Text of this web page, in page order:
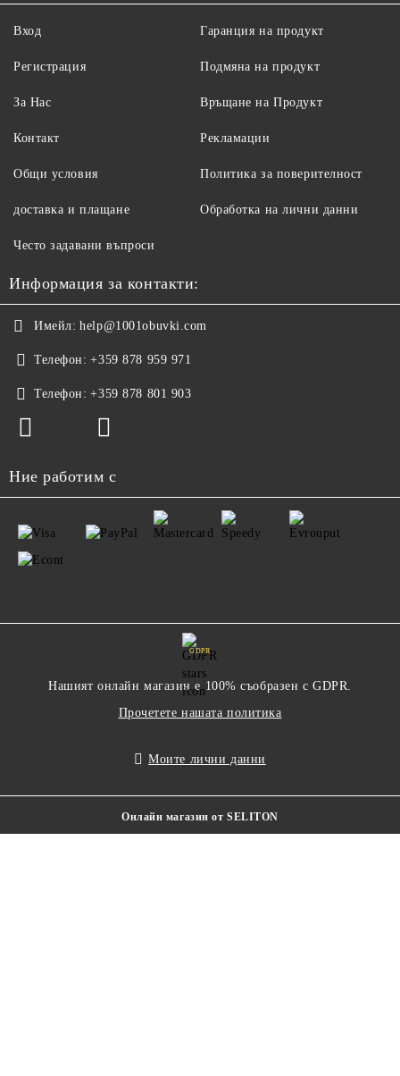
Вход
Регистрация
За Нас
Контакт
Общи условия
доставка и плащане
Гаранция на продукт
Подмяна на продукт
Връщане на Продукт
Рекламации
Политика за поверителност
Обработка на лични данни
Често задавани въпроси
Информация за контакти:
Имейл: help@1001obuvki.com
Телефон: +359 878 959 971
Телефон: +359 878 801 903
Ние работим с
GDPR
Нашият онлайн магазин е 100% съобразен с GDPR.
Прочетете нашата политика
Моите лични данни
Онлайн магазин от SELITON